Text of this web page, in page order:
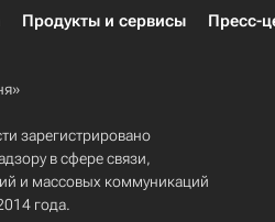
Продукты и сервисы Пресс-
зарегистрировано
в сфере связи,
и массовых коммуникаций
года.